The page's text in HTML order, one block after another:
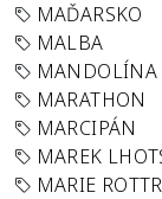
MAĎARSKO
MALBA
MANDOLÍNA
MARATHON
MARCIPÁN
MAREK
MARIE